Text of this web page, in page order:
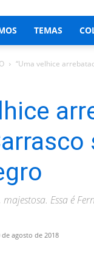
TEMAS
“Uma velhice
majestosa. Essa é
de agosto de 2018